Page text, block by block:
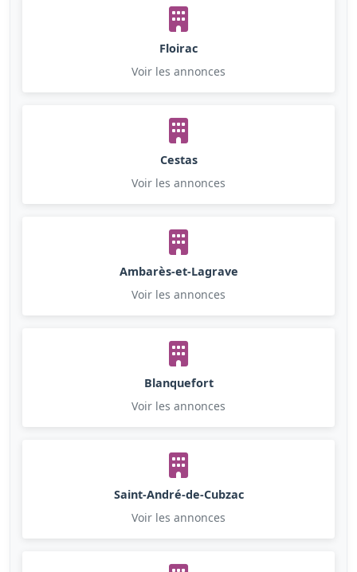
Floirac
Voir les annonces
Cestas
Voir les annonces
Ambarès-et-Lagrave
Voir les annonces
Blanquefort
Voir les annonces
Saint-André-de-Cubzac
Voir les annonces